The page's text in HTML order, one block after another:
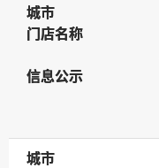
城市
城市
门店名称
门店名称
信息公示
信息公示
城市
城市